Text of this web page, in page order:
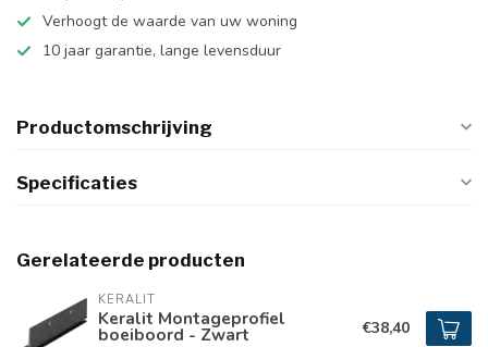
Verhoogt de waarde van uw woning
10 jaar garantie, lange levensduur
Productomschrijving
Specificaties
Gerelateerde producten
KERALIT
Keralit Montageprofiel
boeiboord - Zwart €38,40